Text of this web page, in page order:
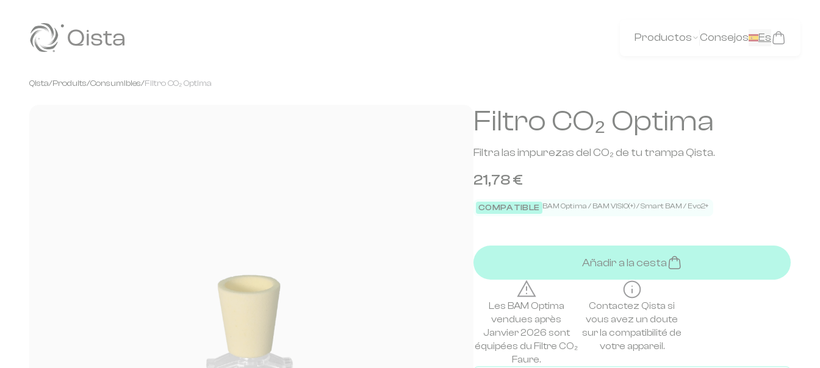
Productos Consejos Es
Qista/Produits/Consumibles/Filtro CO₂ Optima
Filtro CO₂ Optima
Filtra las impurezas del CO₂ de tu trampa Qista.
21,78 €
COMPATIBLE BAM Optima / BAM VISIO(+) / Smart BAM / Evo2+
Añadir a la cesta
Les BAM Optima
vendues après
Janvier 2026 sont
équipées du Filtre CO₂
Faure.
Contactez Qista si
vous avez un doute
sur la compatibilité de
votre appareil.